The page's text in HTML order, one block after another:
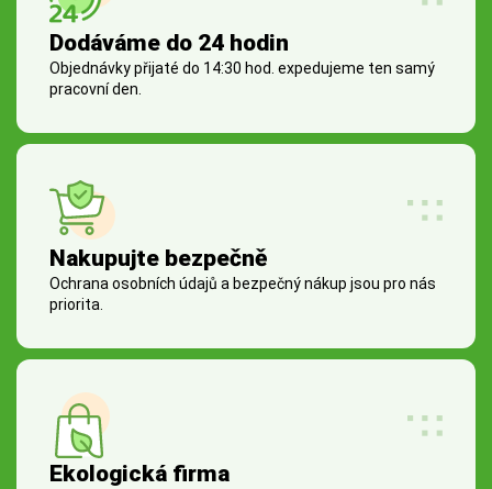
Dodáváme do 24 hodin
Objednávky přijaté do 14:30 hod. expedujeme ten samý
pracovní den.
Nakupujte bezpečně
Ochrana osobních údajů a bezpečný nákup jsou pro nás
priorita.
Ekologická firma